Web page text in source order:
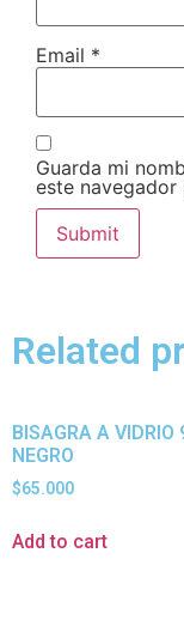
Email *
Guarda mi
este
Related
BISAGRA A VIDRIO
NEGRO
$65.000
Add to cart